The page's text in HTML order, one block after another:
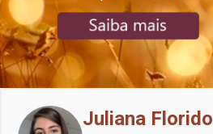
Juliana Florido